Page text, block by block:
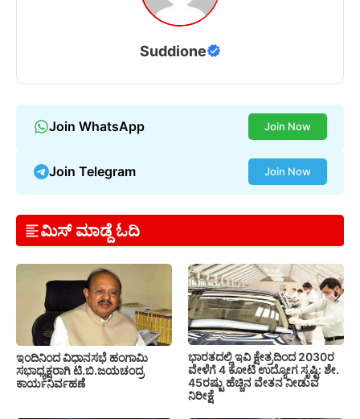
Suddione
Join WhatsApp Join Now
Join Telegram Join Now
ಮಿಸ್ ಮಾಡ್ದೆ ಓದಿ
ಇಂದಿನಿಂದ ವಿಧಾನಸಭೆ ಹಂಗಾಮಿ
ಸಭಾಧ್ಯಕ್ಷರಾಗಿ ಟಿ.ಬಿ.ಜಯಚಂದ್ರ
ಕಾರ್ಯನಿರ್ವಹಣೆ
ಭಾರತದಲ್ಲಿ ಇವಿ ಕ್ಷೇತ್ರದಿಂದ 2030ರ
ವೇಳೆಗೆ 4 ಕೋಟಿ ಉದ್ಯೋಗ ಸೃಷ್ಟಿ: ಶೇ.
45ರಷ್ಟು ಹೆಚ್ಚಿನ ವೇತನ ನೀಡುವ
ನಿರೀಕ್ಷೆ